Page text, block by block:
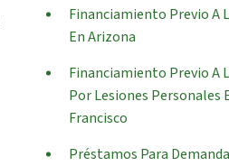
Financiamiento Previo A
En Arizona
Financiamiento Previo A
Por Lesiones Personales
Francisco
Préstamos Para